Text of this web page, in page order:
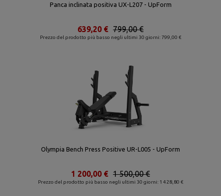
Panca inclinata positiva UX-L207 - UpForm
Prezzo del prodotto più basso negli ultimi 30 giorni: 799,00 €
799,00 €
639,20 €
Olympia Bench Press Positive UR-L005 - UpForm
Prezzo del prodotto più basso negli ultimi 30 giorni: 1 428,80 €
1 500,00 €
1 200,00 €